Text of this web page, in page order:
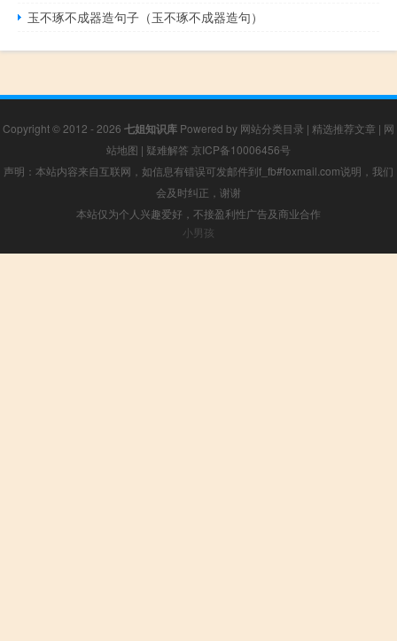
玉不琢不成器造句子（玉不琢不成器造句）
Copyright © 2012 - 2026 七姐知识库 Powered by 网站分类目录 | 精选推荐文章 | 网
站地图 | 疑难解答 京ICP备10006456号
声明：本站内容来自互联网，如信息有错误可发邮件到f_fb#foxmail.com说明，我们
会及时纠正，谢谢
本站仅为个人兴趣爱好，不接盈利性广告及商业合作
小男孩